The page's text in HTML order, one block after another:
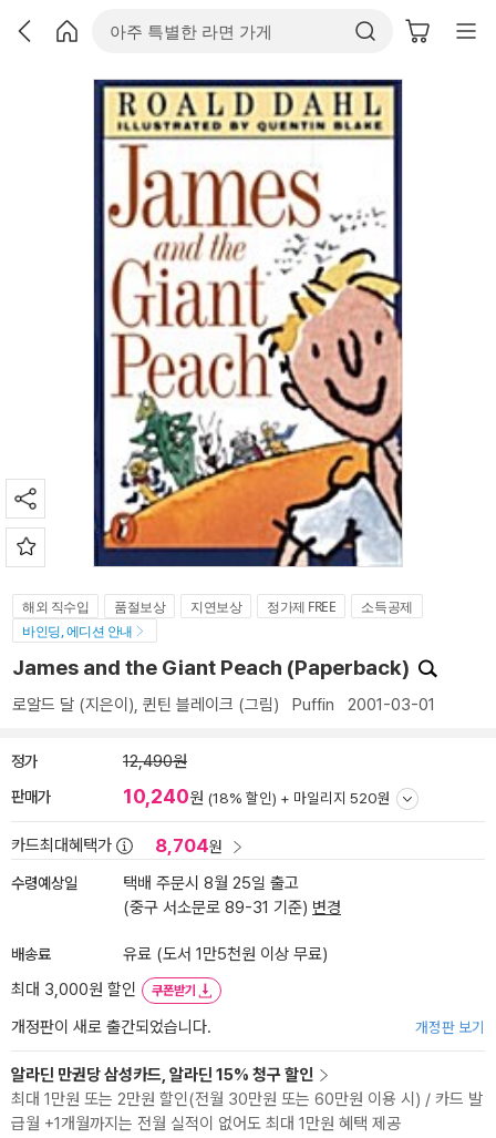
해외 직수입 품절보상 지연보상 정가제 FREE
소득공제
바인딩, 에디션 안내
James and the Giant Peach (Paperback)
로알드 달 (지은이), 퀸틴 블레이크 (그림) Puffin 2001-03-01
정가 12,490원
판매가 10,240원 (18% 할인) + 마일리지 520원
카드최대혜택가 8,704원
수령예상일
택배 주문시 8월 25일 출고
(중구 서소문로 89-31 기준) 변경
배송료
유료 (도서 1만5천원 이상 무료)
최대 3,000원 할인
쿠폰받기
개정판이 새로 출간되었습니다. 개정판 보기
알라딘 만권당 삼성카드, 알라딘 15% 청구 할인
최대 1만원 또는 2만원 할인(전월 30만원 또는 60만원 이용 시) / 카드 발
급월 +1개월까지는 전월 실적이 없어도 최대 1만원 혜택 제공